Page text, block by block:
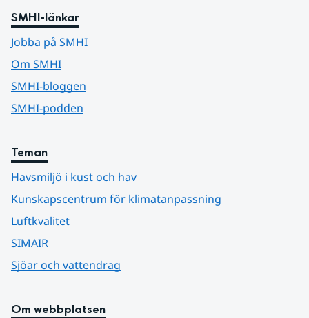
SMHI-länkar
Jobba på SMHI
Om SMHI
SMHI-bloggen
SMHI-podden
Teman
Havsmiljö i kust och hav
Kunskapscentrum för klimatanpassning
Luftkvalitet
SIMAIR
Sjöar och vattendrag
Om webbplatsen